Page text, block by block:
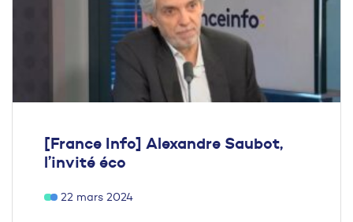
[France Info] Alexandre Saubot,
l’invité éco
22 mars 2024